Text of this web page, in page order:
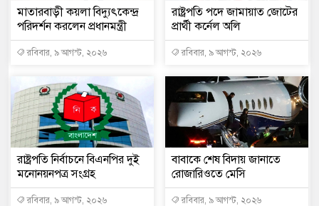
মাতারবাড়ী কয়লা বিদ্যুৎকেন্দ্র
পরিদর্শন করলেন প্রধানমন্ত্রী
রবিবার, ৯ আগস্ট, ২০২৬
রাষ্ট্রপতি পদে জামায়াত জোটের
প্রার্থী কর্নেল অলি
রবিবার, ৯ আগস্ট, ২০২৬
রাষ্ট্রপতি নির্বাচনে বিএনপির দুই
মনোনয়নপত্র সংগ্রহ
রবিবার, ৯ আগস্ট, ২০২৬
বাবাকে শেষ বিদায় জানাতে
রোজারিওতে মেসি
রবিবার, ৯ আগস্ট, ২০২৬